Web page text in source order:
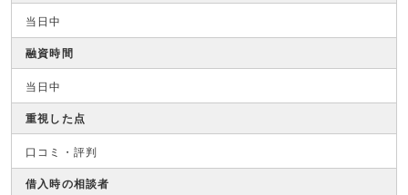
当日中
融資時間
当日中
重視した点
口コミ・評判
借入時の相談者